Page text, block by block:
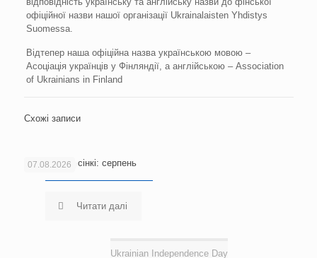
офіційної назви нашої організації Ukrainalaisten Yhdistys
Suomessa.
Відтепер наша офіційна назва українською мовою –
Асоціація українців у Фінляндії, а англійською – Association
of Ukrainians in Finland
Схожі записи
07.08.2026
Новини Гельсінкі: серпень
Читати далі
Ukrainian Independence Day